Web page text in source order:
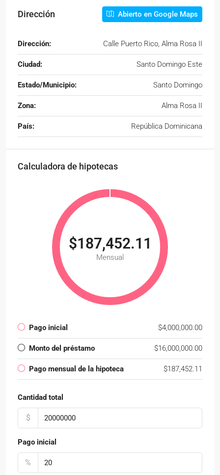
Dirección Abierto en Google Maps
Dirección: Calle Puerto Rico, Alma Rosa II
Ciudad: Santo Domingo Este
Estado/Municipio: Santo Domingo
Zona: Alma Rosa II
País: República Dominicana
Calculadora de hipotecas
$187,452.11
Mensual
Pago inicial $4,000,000.00
Monto del préstamo $16,000,000.00
Pago mensual de la hipoteca $187,452.11
Cantidad total
$
Pago inicial
%